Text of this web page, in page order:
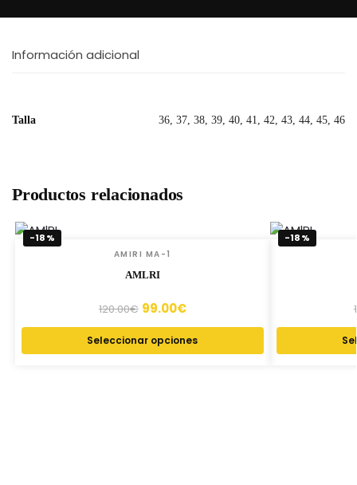
Información adicional
Talla 36, 37, 38, 39, 40, 41, 42, 43, 44, 45, 46
Productos relacionados
-18%
AMIRI MA-1
AMLRI
120.00€ 99.00€
Seleccionar opciones
-18%